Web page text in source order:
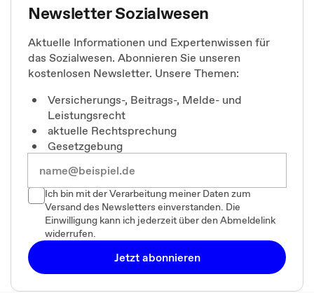
Newsletter Sozialwesen
Aktuelle Informationen und Expertenwissen für
das Sozialwesen. Abonnieren Sie unseren
kostenlosen Newsletter. Unsere Themen:
Versicherungs-, Beitrags-, Melde- und
Leistungsrecht
aktuelle Rechtsprechung
Gesetzgebung
Ich bin mit der Verarbeitung meiner Daten zum
Versand des Newsletters einverstanden. Die
Einwilligung kann ich jederzeit über den Abmeldelink
widerrufen.
Jetzt abonnieren